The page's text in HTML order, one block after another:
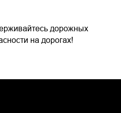
дорожных
на дорогах!